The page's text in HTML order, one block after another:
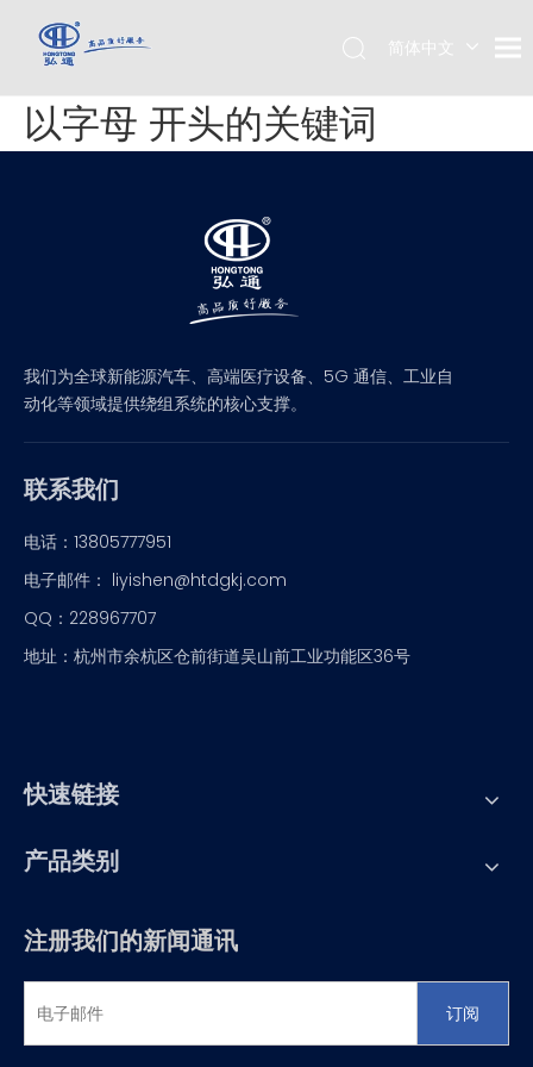
简体中文
以字母 开头的关键词
我们为全球新能源汽车、高端医疗设备、5G 通信、工业自
动化等领域提供绕组系统的核心支撑。
联系我们
电话：13805777951
电子邮件： liyishen@htdgkj.com
QQ：228967707
地址：杭州市余杭区仓前街道吴山前工业功能区36号
快速链接
产品类别
注册我们的新闻通讯
订阅